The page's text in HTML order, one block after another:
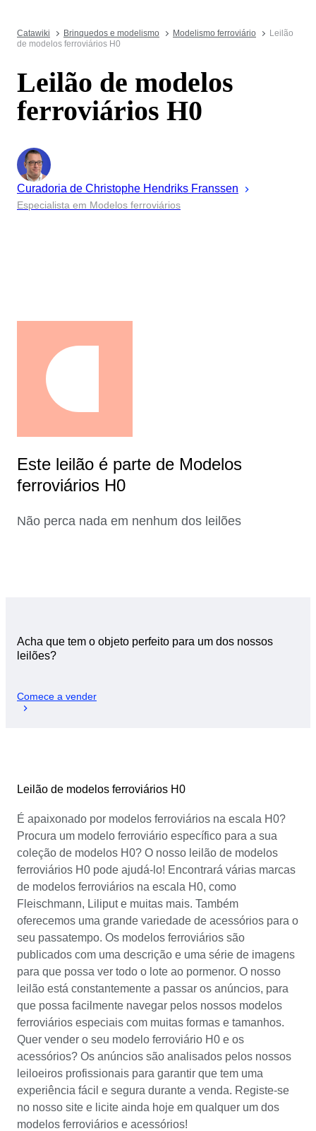
Catawiki Brinquedos e modelismo Modelismo ferroviário
Leilão
de modelos ferroviários H0
Leilão de modelos
ferroviários H0
Curadoria de Christophe Hendriks Franssen
Especialista em Modelos ferroviários
Este leilão é parte de Modelos
ferroviários H0
Não perca nada em nenhum dos leilões
Acha que tem o objeto perfeito para um dos nossos
leilões?
Comece a vender
Leilão de modelos ferroviários H0
É apaixonado por modelos ferroviários na escala H0?
Procura um modelo ferroviário específico para a sua
coleção de modelos H0? O nosso leilão de modelos
ferroviários H0 pode ajudá-lo! Encontrará várias marcas
de modelos ferroviários na escala H0, como
Fleischmann, Liliput e muitas mais. Também
oferecemos uma grande variedade de acessórios para o
seu passatempo. Os modelos ferroviários são
publicados com uma descrição e uma série de imagens
para que possa ver todo o lote ao pormenor. O nosso
leilão está constantemente a passar os anúncios, para
que possa facilmente navegar pelos nossos modelos
ferroviários especiais com muitas formas e tamanhos.
Quer vender o seu modelo ferroviário H0 e os
acessórios? Os anúncios são analisados pelos nossos
leiloeiros profissionais para garantir que tem uma
experiência fácil e segura durante a venda. Registe-se
no nosso site e licite ainda hoje em qualquer um dos
modelos ferroviários e acessórios!